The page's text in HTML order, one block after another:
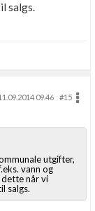
salgs.
09.46
#15
utgifter,
vann og
når vi
salgs.